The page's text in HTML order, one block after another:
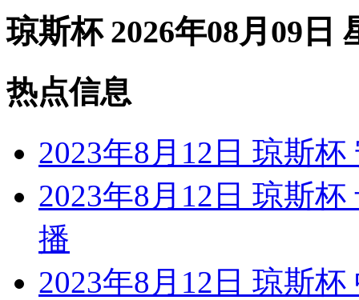
琼斯杯 2026年08月09日
热点信息
2023年8月12日 琼斯
2023年8月12日 琼斯
播
2023年8月12日 琼斯